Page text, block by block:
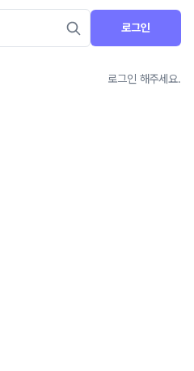
로그인
로그인 해주세요.